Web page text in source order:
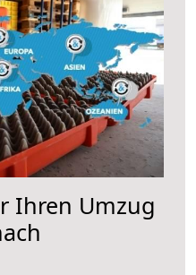
Ihren Umzug